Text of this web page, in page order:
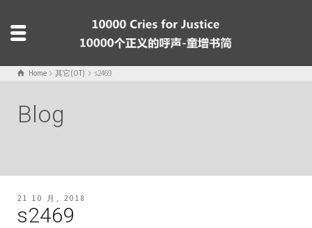
Home 其它(OT) s2469
Blog
21 10 月, 2018
s2469